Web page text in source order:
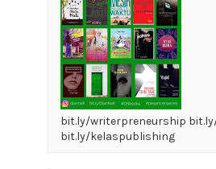
bit.ly/writerpreneurship
bit.ly/kelaspublishing